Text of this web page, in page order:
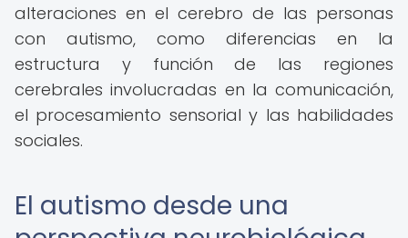
alteraciones en el cerebro de las personas
con autismo, como diferencias en la
estructura y función de las regiones
cerebrales involucradas en la comunicación,
el procesamiento sensorial y las habilidades
sociales.
El autismo desde una